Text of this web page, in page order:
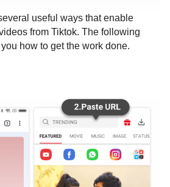
useful ways that enable
from Tiktok. The following
how to get the work done.